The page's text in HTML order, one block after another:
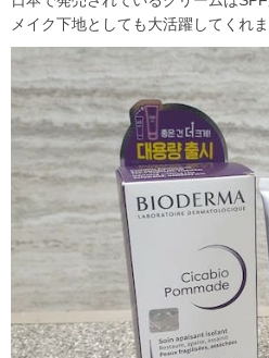
メイク下地としても大活躍してくれま